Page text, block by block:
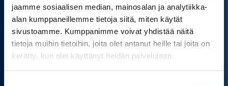
jaamme sosiaalisen median, mainosalan ja analytiikka-
alan kumppaneillemme tietoja siitä, miten käytät
sivustoamme. Kumppanimme voivat yhdistää näitä
tietoja muihin tietoihin, joita olet antanut heille tai joita on
kerätty, kun olet käyttänyt heidän palvelujaan.
Mökki tai kotialueesi mobiiliyhteys
Pääsääntöisesti turvallista. Mökin laajakaista on
yhtä kuin kotiyhteytesi. Pidä reitittimen ohjelmisto
ajan tasalla ja vaihda oletussalasana, jos sitä ei
ole vaihdettu.